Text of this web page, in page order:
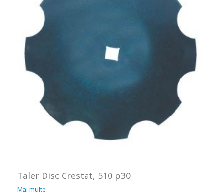
Taler Disc Crestat, 510 p30
Mai multe